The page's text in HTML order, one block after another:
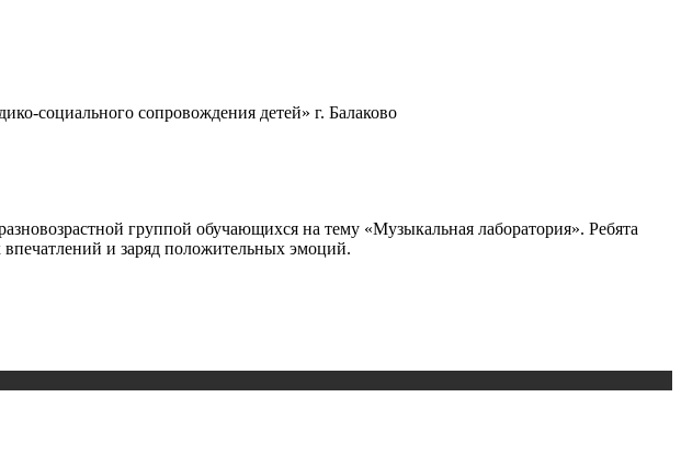
социального сопровождения детей» г. Балаково
группой обучающихся на тему «Музыкальная лаборатория». Ребята
и заряд положительных эмоций.